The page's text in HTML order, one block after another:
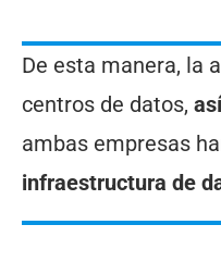
De esta manera, la
centros de datos,
ambas empresas
infraestructura de